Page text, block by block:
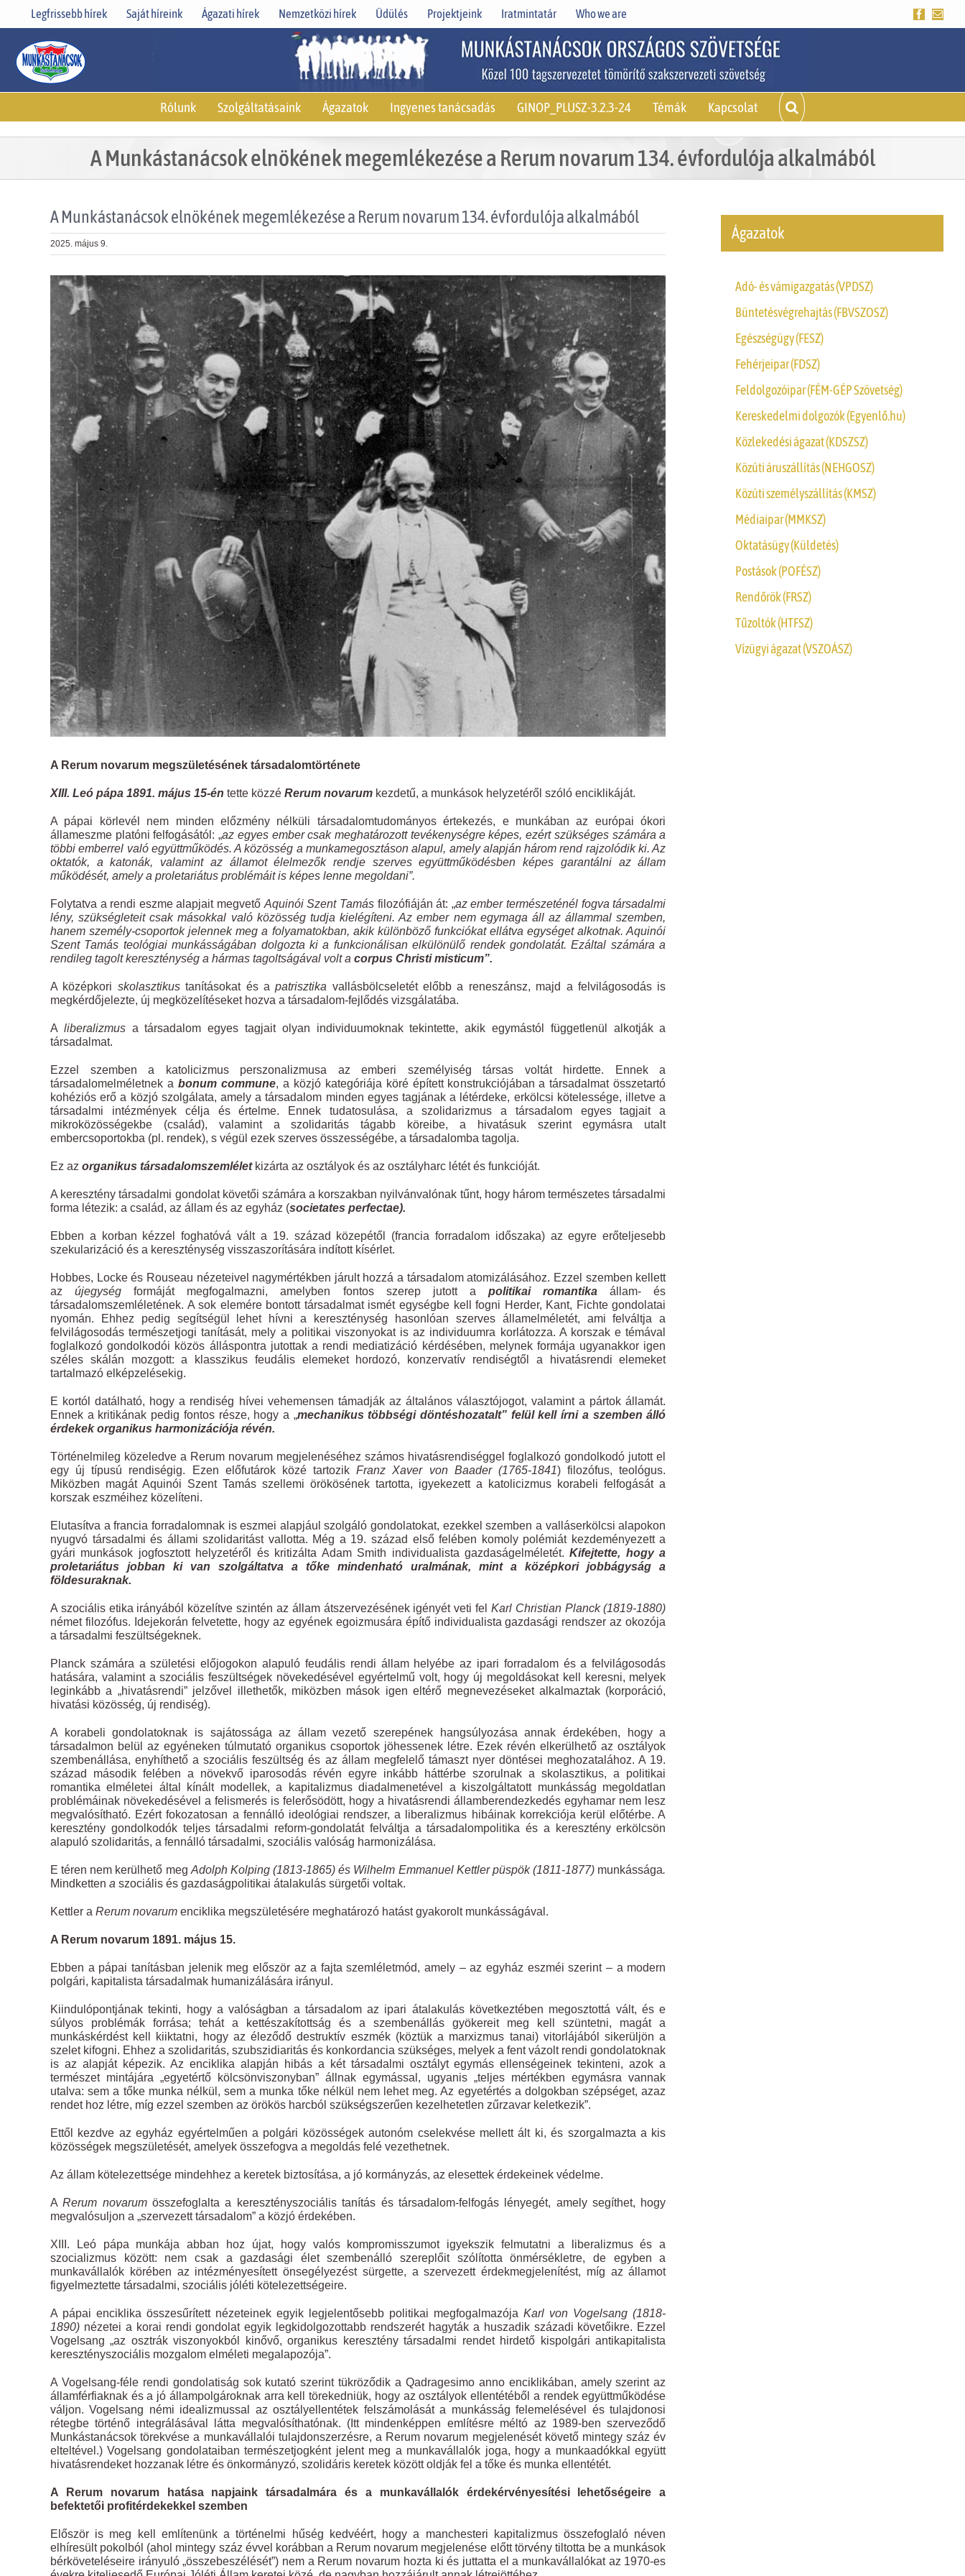
Legfrissebb hírek Saját híreink Ágazati hírek Nemzetközi hírek Üdülés Projektjeink Iratmintatár Who we are Facebook
Rólunk Szolgáltatásaink Ágazatok Ingyenes tanácsadás GINOP_PLUSZ-3.2.3-24 Témák Kapcsolat
A Munkástanácsok elnökének megemlékezése a Rerum novarum 134. évfordulója alkalmából
A Munkástanácsok elnökének megemlékezése a Rerum novarum 134. évfordulója alkalmából
2025. május 9.
View
Larger
Image
A Rerum novarum megszületésének társadalomtörténete
XIII. Leó pápa 1891. május 15-én tette közzé Rerum novarum kezdetű, a munkások helyzetéről szóló enciklikáját.
A pápai körlevél nem minden előzmény nélküli társadalomtudományos értekezés, e munkában az európai ókori
állameszme platóni felfogásától: „az egyes ember csak meghatározott tevékenységre képes, ezért szükséges számára a
többi emberrel való együttműködés. A közösség a munkamegosztáson alapul, amely alapján három rend rajzolódik ki. Az
oktatók, a katonák, valamint az államot élelmezők rendje szerves együttműködésben képes garantálni az állam
működését, amely a proletariátus problémáit is képes lenne megoldani”.
Folytatva a rendi eszme alapjait megvető Aquinói Szent Tamásfilozófiáján át: „az ember természeténél fogva társadalmi
lény, szükségleteit csak másokkal való közösség tudja kielégíteni. Az ember nem egymaga áll az állammal szemben,
hanem személy-csoportok jelennek meg a folyamatokban, akik különböző funkciókat ellátva egységet alkotnak. Aquinói
Szent Tamás teológiai munkásságában dolgozta ki a funkcionálisan elkülönülő rendek gondolatát. Ezáltal számára a
rendileg tagolt kereszténység a hármas tagoltságával volt a corpus Christi misticum”.
A középkori skolasztikustanításokat és apatrisztika vallásbölcseletét előbb a reneszánsz, majd a felvilágosodás is
megkérdőjelezte, új megközelítéseket hozva a társadalom-fejlődés vizsgálatába.
A liberalizmusa társadalom egyes tagjait olyan individuumoknak tekintette, akik egymástól függetlenül alkotják a
társadalmat.
Ezzel szemben a katolicizmus perszonalizmusa az emberi személyiség társas voltát hirdette. Ennek a
társadalomelméletnek a bonum commune, a közjó kategóriája köré épített konstrukciójában a társadalmat összetartó
kohéziós erő a közjó szolgálata, amely a társadalom minden egyes tagjának a létérdeke, erkölcsi kötelessége, illetve a
társadalmi intézmények célja és értelme. Ennek tudatosulása, a szolidarizmus a társadalom egyes tagjait a
mikroközösségekbe (család), valamint a szolidaritás tágabb köreibe, a hivatásuk szerint egymásra utalt
embercsoportokba (pl. rendek), s végül ezek szerves összességébe, a társadalomba tagolja.
Ez az organikus társadalomszemlélet kizárta az osztályok és az osztályharc létét és funkcióját.
A keresztény társadalmi gondolat követői számára a korszakban nyilvánvalónak tűnt, hogy három természetes társadalmi
forma létezik: a család, az állam és az egyház (societates perfectae).
Ebben a korban kézzel foghatóvá vált a 19. század közepétől (francia forradalom időszaka) az egyre erőteljesebb
szekularizáció és a kereszténység visszaszorítására indított kísérlet.
Hobbes, Locke és Rouseau nézeteivel nagymértékben járult hozzá a társadalom atomizálásához. Ezzel szemben kellett
azújegység formáját megfogalmazni, amelyben fontos szerep jutott a politikai romantika állam- és
társadalomszemléletének. A sok elemére bontott társadalmat ismét egységbe kell fogni Herder, Kant, Fichte gondolatai
nyomán. Ehhez pedig segítségül lehet hívni a kereszténység hasonlóan szerves államelméletét, ami felváltja a
felvilágosodás természetjogi tanítását, mely a politikai viszonyokat is az individuumra korlátozza. A korszak e témával
foglalkozó gondolkodói közös álláspontra jutottak a rendi mediatizáció kérdésében, melynek formája ugyanakkor igen
széles skálán mozgott: a klasszikus feudális elemeket hordozó, konzervatív rendiségtől a hivatásrendi elemeket
tartalmazó elképzelésekig.
E kortól datálható, hogy a rendiség hívei vehemensen támadják az általános választójogot, valamint a pártok államát.
Ennek a kritikának pedig fontos része, hogy a „mechanikus többségi döntéshozatalt” felül kell írni a szemben álló
érdekek organikus harmonizációja révén.
Történelmileg közeledve a Rerum novarum megjelenéséhez számos hivatásrendiséggel foglalkozó gondolkodó jutott el
egy új típusú rendiségig. Ezen előfutárok közé tartozikFranz Xaver von Baader (1765-1841) filozófus, teológus.
Miközben magát Aquinói Szent Tamás szellemi örökösének tartotta, igyekezett a katolicizmus korabeli felfogását a
korszak eszméihez közelíteni.
Elutasítva a francia forradalomnak is eszmei alapjául szolgáló gondolatokat, ezekkel szemben a valláserkölcsi alapokon
nyugvó társadalmi és állami szolidaritást vallotta. Még a 19. század első felében komoly polémiát kezdeményezett a
gyári munkások jogfosztott helyzetéről és kritizálta Adam Smith individualista gazdaságelméletét.Kifejtette, hogy a
proletariátus jobban ki van szolgáltatva a tőke mindenható uralmának, mint a középkori jobbágyság a
földesuraknak.
A szociális etika irányából közelítve szintén az állam átszervezésének igényét veti fel Karl Christian Planck (1819-1880)
német filozófus. Idejekorán felvetette, hogy az egyének egoizmusára építő individualista gazdasági rendszer az okozója
a társadalmi feszültségeknek.
Planck számára a születési előjogokon alapuló feudális rendi állam helyébe az ipari forradalom és a felvilágosodás
hatására, valamint a szociális feszültségek növekedésével egyértelmű volt, hogy új megoldásokat kell keresni, melyek
leginkább a „hivatásrendi” jelzővel illethetők, miközben mások igen eltérő megnevezéseket alkalmaztak (korporáció,
hivatási közösség, új rendiség).
A korabeli gondolatoknak is sajátossága az állam vezető szerepének hangsúlyozása annak érdekében, hogy a
társadalmon belül az egyéneken túlmutató organikus csoportok jöhessenek létre. Ezek révén elkerülhető az osztályok
szembenállása, enyhíthető a szociális feszültség és az állam megfelelő támaszt nyer döntései meghozatalához. A 19.
század második felében a növekvő iparosodás révén egyre inkább háttérbe szorulnak a skolasztikus, a politikai
romantika elméletei által kínált modellek, a kapitalizmus diadalmenetével a kiszolgáltatott munkásság megoldatlan
problémáinak növekedésével a felismerés is felerősödött, hogy a hivatásrendi államberendezkedés egyhamar nem lesz
megvalósítható. Ezért fokozatosan a fennálló ideológiai rendszer, a liberalizmus hibáinak korrekciója kerül előtérbe. A
keresztény gondolkodók teljes társadalmi reform-gondolatát felváltja a társadalompolitika és a keresztény erkölcsön
alapuló szolidaritás, a fennálló társadalmi, szociális valóság harmonizálása.
E téren nem kerülhető meg Adolph Kolping (1813-1865) és Wilhelm Emmanuel Kettler püspök (1811-1877) munkássága.
Mindketten a szociális és gazdaságpolitikai átalakulás sürgetői voltak.
Kettler a Rerum novarum enciklika megszületésére meghatározó hatást gyakorolt munkásságával.
A Rerum novarum 1891. május 15.
Ebben a pápai tanításban jelenik meg először az a fajta szemléletmód, amely – az egyház eszméi szerint – a modern
polgári, kapitalista társadalmak humanizálására irányul.
Kiindulópontjának tekinti, hogy a valóságban a társadalom az ipari átalakulás következtében megosztottá vált, és e
súlyos problémák forrása; tehát a kettészakítottság és a szembenállás gyökereit meg kell szüntetni, magát a
munkáskérdést kell kiiktatni, hogy az éleződő destruktív eszmék (köztük a marxizmus tanai) vitorlájából sikerüljön a
szelet kifogni. Ehhez a szolidaritás, szubszidiaritás és konkordancia szükséges, melyek a fent vázolt rendi gondolatoknak
is az alapját képezik. Az enciklika alapján hibás a két társadalmi osztályt egymás ellenségeinek tekinteni, azok a
természet mintájára „egyetértő kölcsönviszonyban” állnak egymással, ugyanis „teljes mértékben egymásra vannak
utalva: sem a tőke munka nélkül, sem a munka tőke nélkül nem lehet meg. Az egyetértés a dolgokban szépséget, azaz
rendet hoz létre, míg ezzel szemben az örökös harcból szükségszerűen kezelhetetlen zűrzavar keletkezik”.
Ettől kezdve az egyház egyértelműen a polgári közösségek autonóm cselekvése mellett ált ki, és szorgalmazta a kis
közösségek megszületését, amelyek összefogva a megoldás felé vezethetnek.
Az állam kötelezettsége mindehhez a keretek biztosítása, a jó kormányzás, az elesettek érdekeinek védelme.
ARerum novarumösszefoglalta a keresztényszociális tanítás és társadalom-felfogás lényegét, amely segíthet, hogy
megvalósuljon a „szervezett társadalom” a közjó érdekében.
XIII. Leó pápa munkája abban hoz újat, hogy valós kompromisszumot igyekszik felmutatni a liberalizmus és a
szocializmus között: nem csak a gazdasági élet szembenálló szereplőit szólította önmérsékletre, de egyben a
munkavállalók körében az intézményesített önsegélyezést sürgette, a szervezett érdekmegjelenítést, míg az államot
figyelmeztette társadalmi, szociális jóléti kötelezettségeire.
A pápai enciklika összesűrített nézeteinek egyik legjelentősebb politikai megfogalmazójaKarl von Vogelsang (1818-
1890) nézetei a korai rendi gondolat egyik legkidolgozottabb rendszerét hagyták a huszadik századi követőikre. Ezzel
Vogelsang „az osztrák viszonyokból kinővő, organikus keresztény társadalmi rendet hirdető kispolgári antikapitalista
keresztényszociális mozgalom elméleti megalapozója”.
A Vogelsang-féle rendi gondolatiság sok kutató szerint tükröződik a Qadragesimo anno enciklikában, amely szerint az
államférfiaknak és a jó állampolgároknak arra kell törekedniük, hogy az osztályok ellentétéből a rendek együttműködése
váljon. Vogelsang némi idealizmussal az osztályellentétek felszámolását a munkásság felemelésével és tulajdonosi
rétegbe történő integrálásával látta megvalósíthatónak. (Itt mindenképpen említésre méltó az 1989-ben szerveződő
Munkástanácsok törekvése a munkavállalói tulajdonszerzésre, a Rerum novarum megjelenését követő mintegy száz év
elteltével.) Vogelsang gondolataiban természetjogként jelent meg a munkavállalók joga, hogy a munkaadókkal együtt
hivatásrendeket hozzanak létre és önkormányzó, szolidáris keretek között oldják fel a tőke és munka ellentétét.
A Rerum novarum hatása napjaink társadalmára és a munkavállalók érdekérvényesítési lehetőségeire a
befektetői profitérdekekkel szemben
Először is meg kell említenünk a történelmi hűség kedvéért, hogy a manchesteri kapitalizmus összefoglaló néven
elhíresült pokolból (ahol mintegy száz évvel korábban a Rerum novarum megjelenése előtt törvény tiltotta be a munkások
bérköveteléseire irányuló „összebeszélését”) nem a Rerum novarum hozta ki és juttatta el a munkavállalókat az 1970-es
Ágazatok
Adó- és vámigazgatás (VPDSZ)
Büntetésvégrehajtás (FBVSZOSZ)
Egészségügy (FESZ)
Fehérjeipar (FDSZ)
Feldolgozóipar (FÉM-GÉP Szövetség)
Kereskedelmi dolgozók (Egyenlő.hu)
Közlekedési ágazat (KDSZSZ)
Közúti áruszállítás (NEHGOSZ)
Közúti személyszállítás (KMSZ)
Médiaipar (MMKSZ)
Oktatásügy (Küldetés)
Postások (POFÉSZ)
Rendőrök (FRSZ)
Tűzoltók (HTFSZ)
Vízügyi ágazat (VSZOÁSZ)